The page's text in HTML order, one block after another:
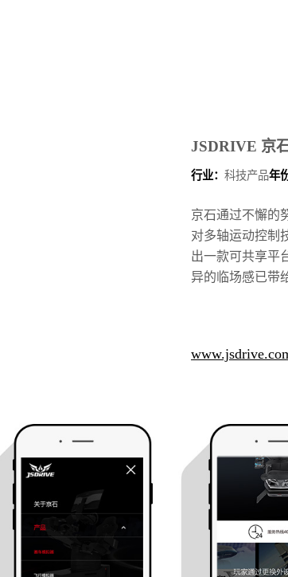
JSDRIVE 京
行业： 科技产品年
京石通过不懈的
对多轴运动控制
出一款可共享平
异的临场感已带